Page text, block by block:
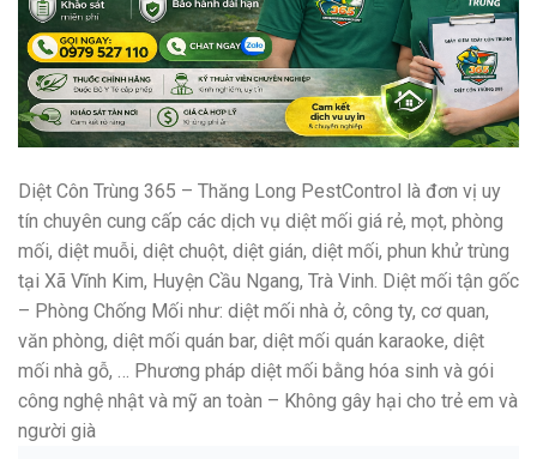
Diệt Côn Trùng 365 – Thăng Long PestControl là đơn vị uy
tín chuyên cung cấp các dịch vụ diệt mối giá rẻ, mọt, phòng
mối, diệt muỗi, diệt chuột, diệt gián, diệt mối, phun khử trùng
tại Xã Vĩnh Kim, Huyện Cầu Ngang, Trà Vinh. Diệt mối tận gốc
– Phòng Chống Mối như: diệt mối nhà ở, công ty, cơ quan,
văn phòng, diệt mối quán bar, diệt mối quán karaoke, diệt
mối nhà gỗ, … Phương pháp diệt mối bằng hóa sinh và gói
công nghệ nhật và mỹ an toàn – Không gây hại cho trẻ em và
người già